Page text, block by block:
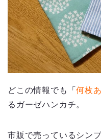
どこの情報でも「何枚
るガーゼハンカチ。
市販で売っているシン